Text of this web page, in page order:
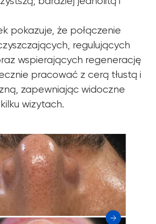
pokazuje, że połączenie
regulujących
wspierających regenerację
pracować z cerą tłustą i
zapewniając widoczne
wizytach.